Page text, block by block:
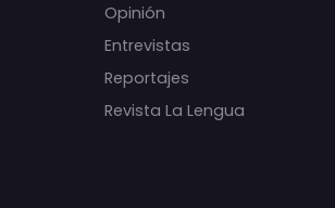
Opinión
Entrevistas
Reportajes
Revista La Lengua